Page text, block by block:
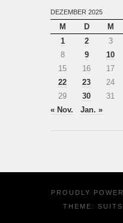
DEZEMBER 2025
M D M
1
2 3
8
9 10
15
16 17
22
23 24
29
30
31
« Nov.
Jan. »
PROUDLY
THEME: